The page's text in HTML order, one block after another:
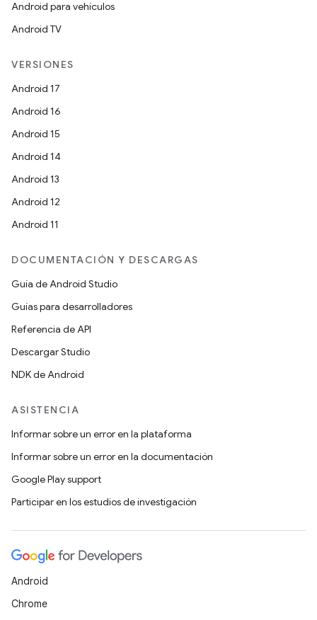
Android para vehículos
Android TV
VERSIONES
Android 17
Android 16
Android 15
Android 14
Android 13
Android 12
Android 11
DOCUMENTACIÓN Y DESCARGAS
Guía de Android Studio
Guías para desarrolladores
Referencia de API
Descargar Studio
NDK de Android
ASISTENCIA
Informar sobre un error en la plataforma
Informar sobre un error en la documentación
Google Play support
Participar en los estudios de investigación
Android
Chrome